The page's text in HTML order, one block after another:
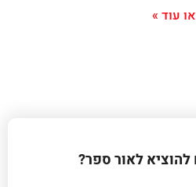
עוד »
לאור ספר?